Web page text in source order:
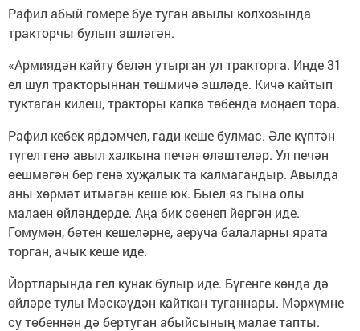
Рафил абый гомере буе туган авылы колхозында
тракторчы булып эшләгән.
«Армиядән кайту белән утырган ул тракторга. Инде 31
ел шул тракторыннан төшмичә эшләде. Кичә кайтып
туктаган килеш, тракторы капка төбендә моңаеп тора.
Рафил кебек ярдәмчел, гади кеше булмас. Әле күптән
түгел генә авыл халкына печән өләштеләр. Ул печән
өешмәгән бер генә хуҗалык та калмагандыр. Авылда
аны хөрмәт итмәгән кеше юк. Быел яз гына олы
малаен өйләндерде. Аңа бик сөенеп йөргән иде.
Гомумән, бөтен кешеләрне, аеруча балаларны ярата
торган, ачык кеше иде.
Йортларында гел кунак булыр иде. Бүгенге көндә дә
өйләре тулы Мәскәүдән кайткан туганнары. Мәрхүмне
су төбеннән дә бертуган абыйсының малае тапты.